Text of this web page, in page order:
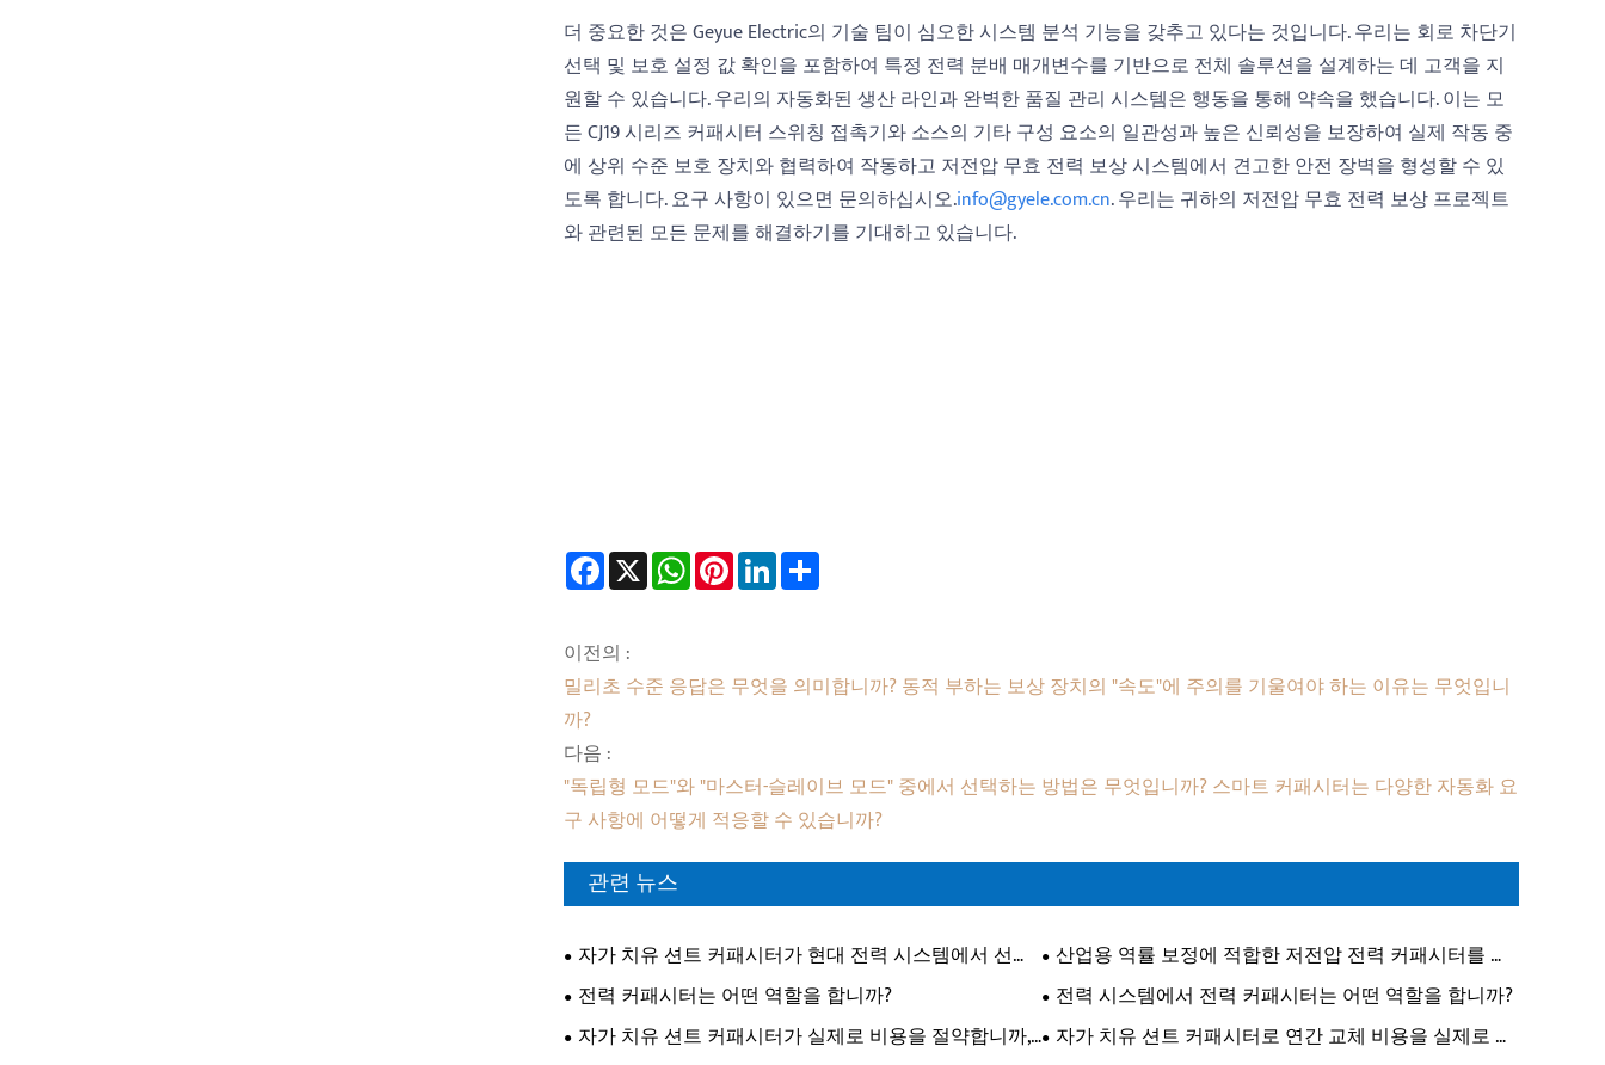
더 중요한 것은 Geyue Electric의 기술 팀이 심오한 시스템 분석 기능을 갖추고 있다는 것입니다. 우리는 회로 차단기
선택 및 보호 설정 값 확인을 포함하여 특정 전력 분배 매개변수를 기반으로 전체 솔루션을 설계하는 데 고객을 지
원할 수 있습니다. 우리의 자동화된 생산 라인과 완벽한 품질 관리 시스템은 행동을 통해 약속을 했습니다. 이는 모
든 CJ19 시리즈 커패시터 스위칭 접촉기와 소스의 기타 구성 요소의 일관성과 높은 신뢰성을 보장하여 실제 작동 중
에 상위 수준 보호 장치와 협력하여 작동하고 저전압 무효 전력 보상 시스템에서 견고한 안전 장벽을 형성할 수 있
도록 합니다. 요구 사항이 있으면 문의하십시오.info@gyele.com.cn. 우리는 귀하의 저전압 무효 전력 보상 프로젝트
와 관련된 모든 문제를 해결하기를 기대하고 있습니다.
Facebook WhatsAppPinterestLinkedIn
이전의 :
밀리초 수준 응답은 무엇을 의미합니까? 동적 부하는 보상 장치의 "속도"에 주의를 기울여야 하는 이유는 무엇입니
까?
다음 :
"독립형 모드"와 "마스터-슬레이브 모드" 중에서 선택하는 방법은 무엇입니까? 스마트 커패시터는 다양한 자동화 요
구 사항에 어떻게 적응할 수 있습니까?
관련 뉴스
자가 치유 션트 커패시터가 현대 전력 시스템에서 선호
되는 이유는 무엇입니까?
산업용 역률 보정에 적합한 저전압 전력 커패시터를 선
택하는 방법은 무엇입니까?
전력 커패시터는 어떤 역할을 합니까?
전력 시스템에서 전력 커패시터는 어떤 역할을 합니까?
자가 치유 션트 커패시터가 실제로 비용을 절약합니까,
자가 치유 션트 커패시터로 연간 교체 비용을 실제로 절